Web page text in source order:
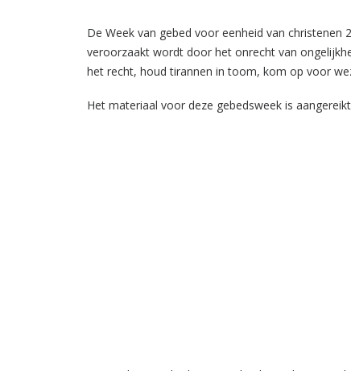
De Week van gebed voor eenheid van
veroorzaakt wordt door het onrecht van
het recht, houd tirannen in toom, kom op voor
Het materiaal voor deze gebedsweek is